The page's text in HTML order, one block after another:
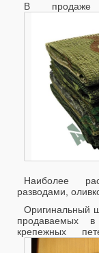
В продаже
Наиболее
разводами,
Оригинальный
продаваемых